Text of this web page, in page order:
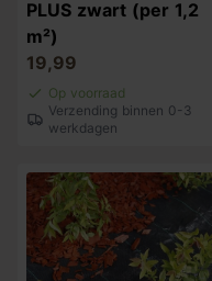
PLUS zwart (per 1,2
m²)
19,99
Op voorraad
Verzending binnen 0-3
werkdagen